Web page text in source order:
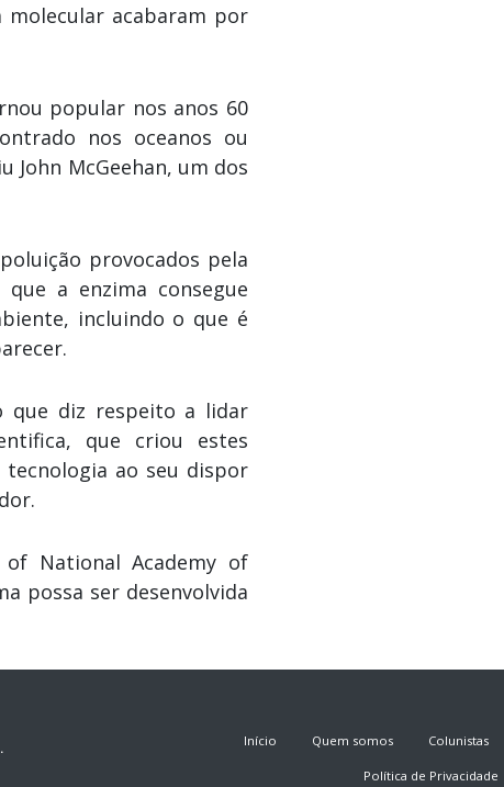
acabaram por
popular nos anos 60
nos oceanos ou
McGeehan, um dos
provocados pela
a enzima consegue
incluindo o que é
que diz respeito a lidar
que criou estes
ao seu dispor
National Academy of
possa ser desenvolvida
Início Quem somos Colunistas
Política de Privacidade